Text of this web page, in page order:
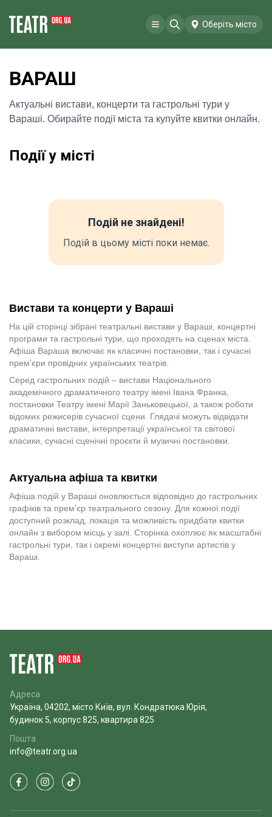
Оберіть місто
ВАРАШ
Актуальні вистави, концерти та гастрольні тури у
Вараші. Обирайте події міста та купуйте квитки онлайн.
Події у місті
Подій не знайдені!
Подій в цьому місті поки немає.
Вистави та концерти у Вараші
На цій сторінці зібрані театральні вистави у Вараші, концертні
програми та гастрольні тури, що проходять на сценах міста.
Афіша Вараша включає як класичні постановки, так і сучасні
прем’єри провідних українських театрів.
Серед гастрольних подій – вистави Національного
академічного драматичного театру імені Івана Франка,
постановки Театру імені Марії Заньковецької, а також роботи
відомих режисерів сучасної сцени. Глядачі можуть відвідати
драматичні вистави, інтерпретації української та світової
класики, сучасні сценічні проєкти й музичні постановки.
Актуальна афіша та квитки
Афіша подій у Вараші оновлюється відповідно до гастрольних
графіків та прем’єр театрального сезону. Для кожної події
доступний розклад, локація та можливість придбати квитки
онлайн з вибором місць у залі. Сторінка охоплює як масштабні
гастрольні тури, так і окремі концертні виступи артистів у
Вараші.
Адреса
Україна, 04202, місто Київ, вул. Кондратюка Юрія,
будинок 5, корпус 825, квартира 825
Пошта
info@teatr.org.ua